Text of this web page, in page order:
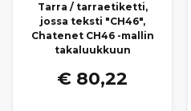
Tarra / tarraetiketti,
jossa teksti "CH46",
Chatenet CH46 -mallin
takaluukkuun
€ 80,22